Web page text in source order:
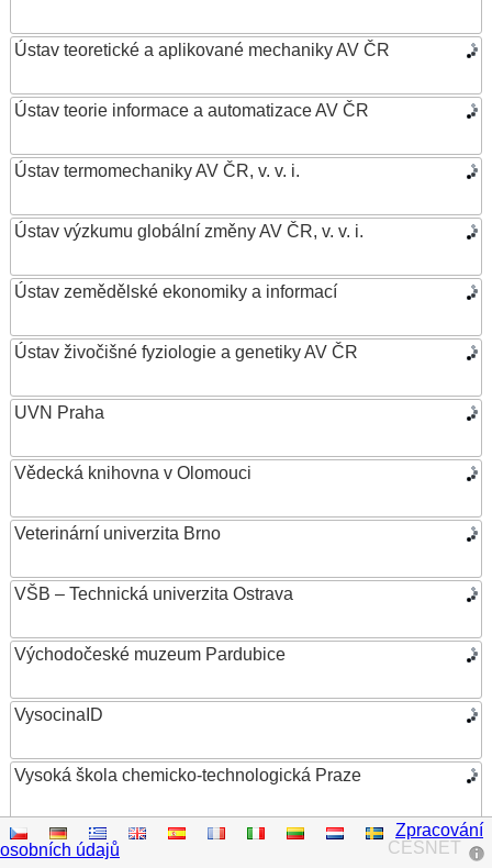
Ústav teoretické a aplikované mechaniky AV ČR
Ústav teorie informace a automatizace AV ČR
Ústav termomechaniky AV ČR, v. v. i.
Ústav výzkumu globální změny AV ČR, v. v. i.
Ústav zemědělské ekonomiky a informací
Ústav živočišné fyziologie a genetiky AV ČR
UVN Praha
Vědecká knihovna v Olomouci
Veterinární univerzita Brno
VŠB – Technická univerzita Ostrava
Východočeské muzeum Pardubice
VysocinaID
Vysoká škola chemicko-technologická Praze
Vysoká škola ekonomická v Praze
CESNET
Zpracování
osobních údajů